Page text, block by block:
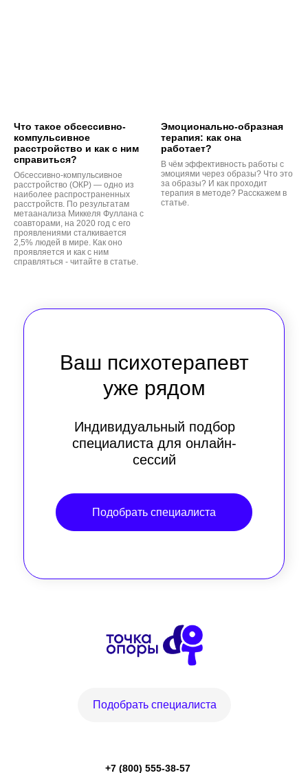
Что такое обсессивно-
компульсивное
расстройство и как с ним
справиться?
Обсессивно-компульсивное
расстройство (ОКР) — одно из
наиболее распространенных
расстройств. По результатам
метаанализа Миккеля Фуллана с
соавторами, на 2020 год с его
проявлениями сталкивается
2,5% людей в мире. Как оно
проявляется и как с ним
справляться - читайте в статье.
Эмоционально-образная
терапия: как она
работает?
В чём эффективность работы с
эмоциями через образы? Что это
за образы? И как проходит
терапия в методе? Расскажем в
статье.
Ваш психотерапевт
уже рядом
Индивидуальный подбор
специалиста для онлайн-
сессий
Подобрать специалиста
Подобрать специалиста
+7 (800) 555-38-57